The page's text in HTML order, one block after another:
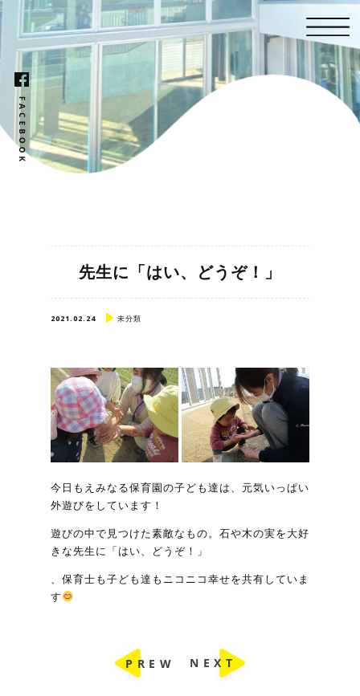
先生に「はい、どうぞ！」
2021.02.24 未分類
今日もえみなる保育園の子ども達は、元気いっぱい
外遊びをしています！
遊びの中で見つけた素敵なもの。石や木の実を大好
きな先生に「はい、どうぞ！」
、保育士も子ども達もニコニコ幸せを共有していま
す